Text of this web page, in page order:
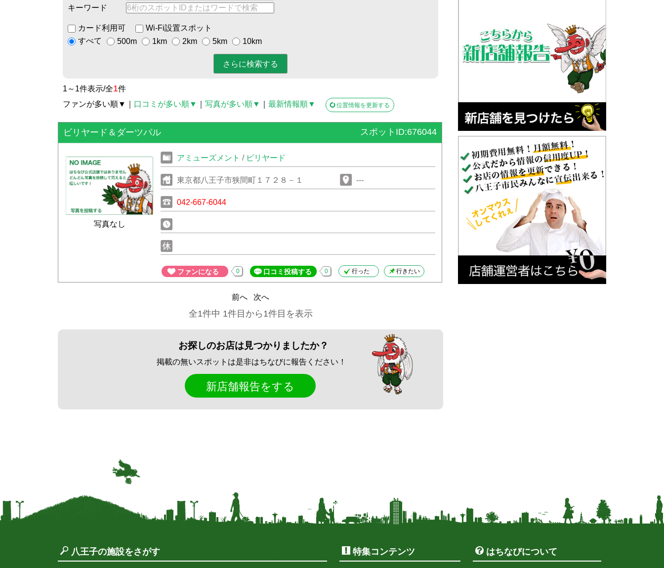
キーワード
カード利用可
Wi-Fi設置スポット
すべて
500m 1km 2km 5km 10km
1～1件表示/全1件
ファンが多い順▼
口コミが多い順▼ 写真が多い順▼ 最新情報順▼ 位置情報を更新する
ビリヤード＆ダーツパル スポットID:676044
写真なし
アミューズメント / ビリヤード
東京都八王子市狭間町１７２８－１ ---
042-667-6044
ファンになる 0 口コミ投稿する 0 行った 行きたい
前へ 次へ
全1件中 1件目から1件目を表示
お探しのお店は見つかりましたか？
掲載の無いスポットは是非はちなびに報告ください！
新店舗報告をする
八王子の施設をさがす 特集コンテンツ はちなびについて